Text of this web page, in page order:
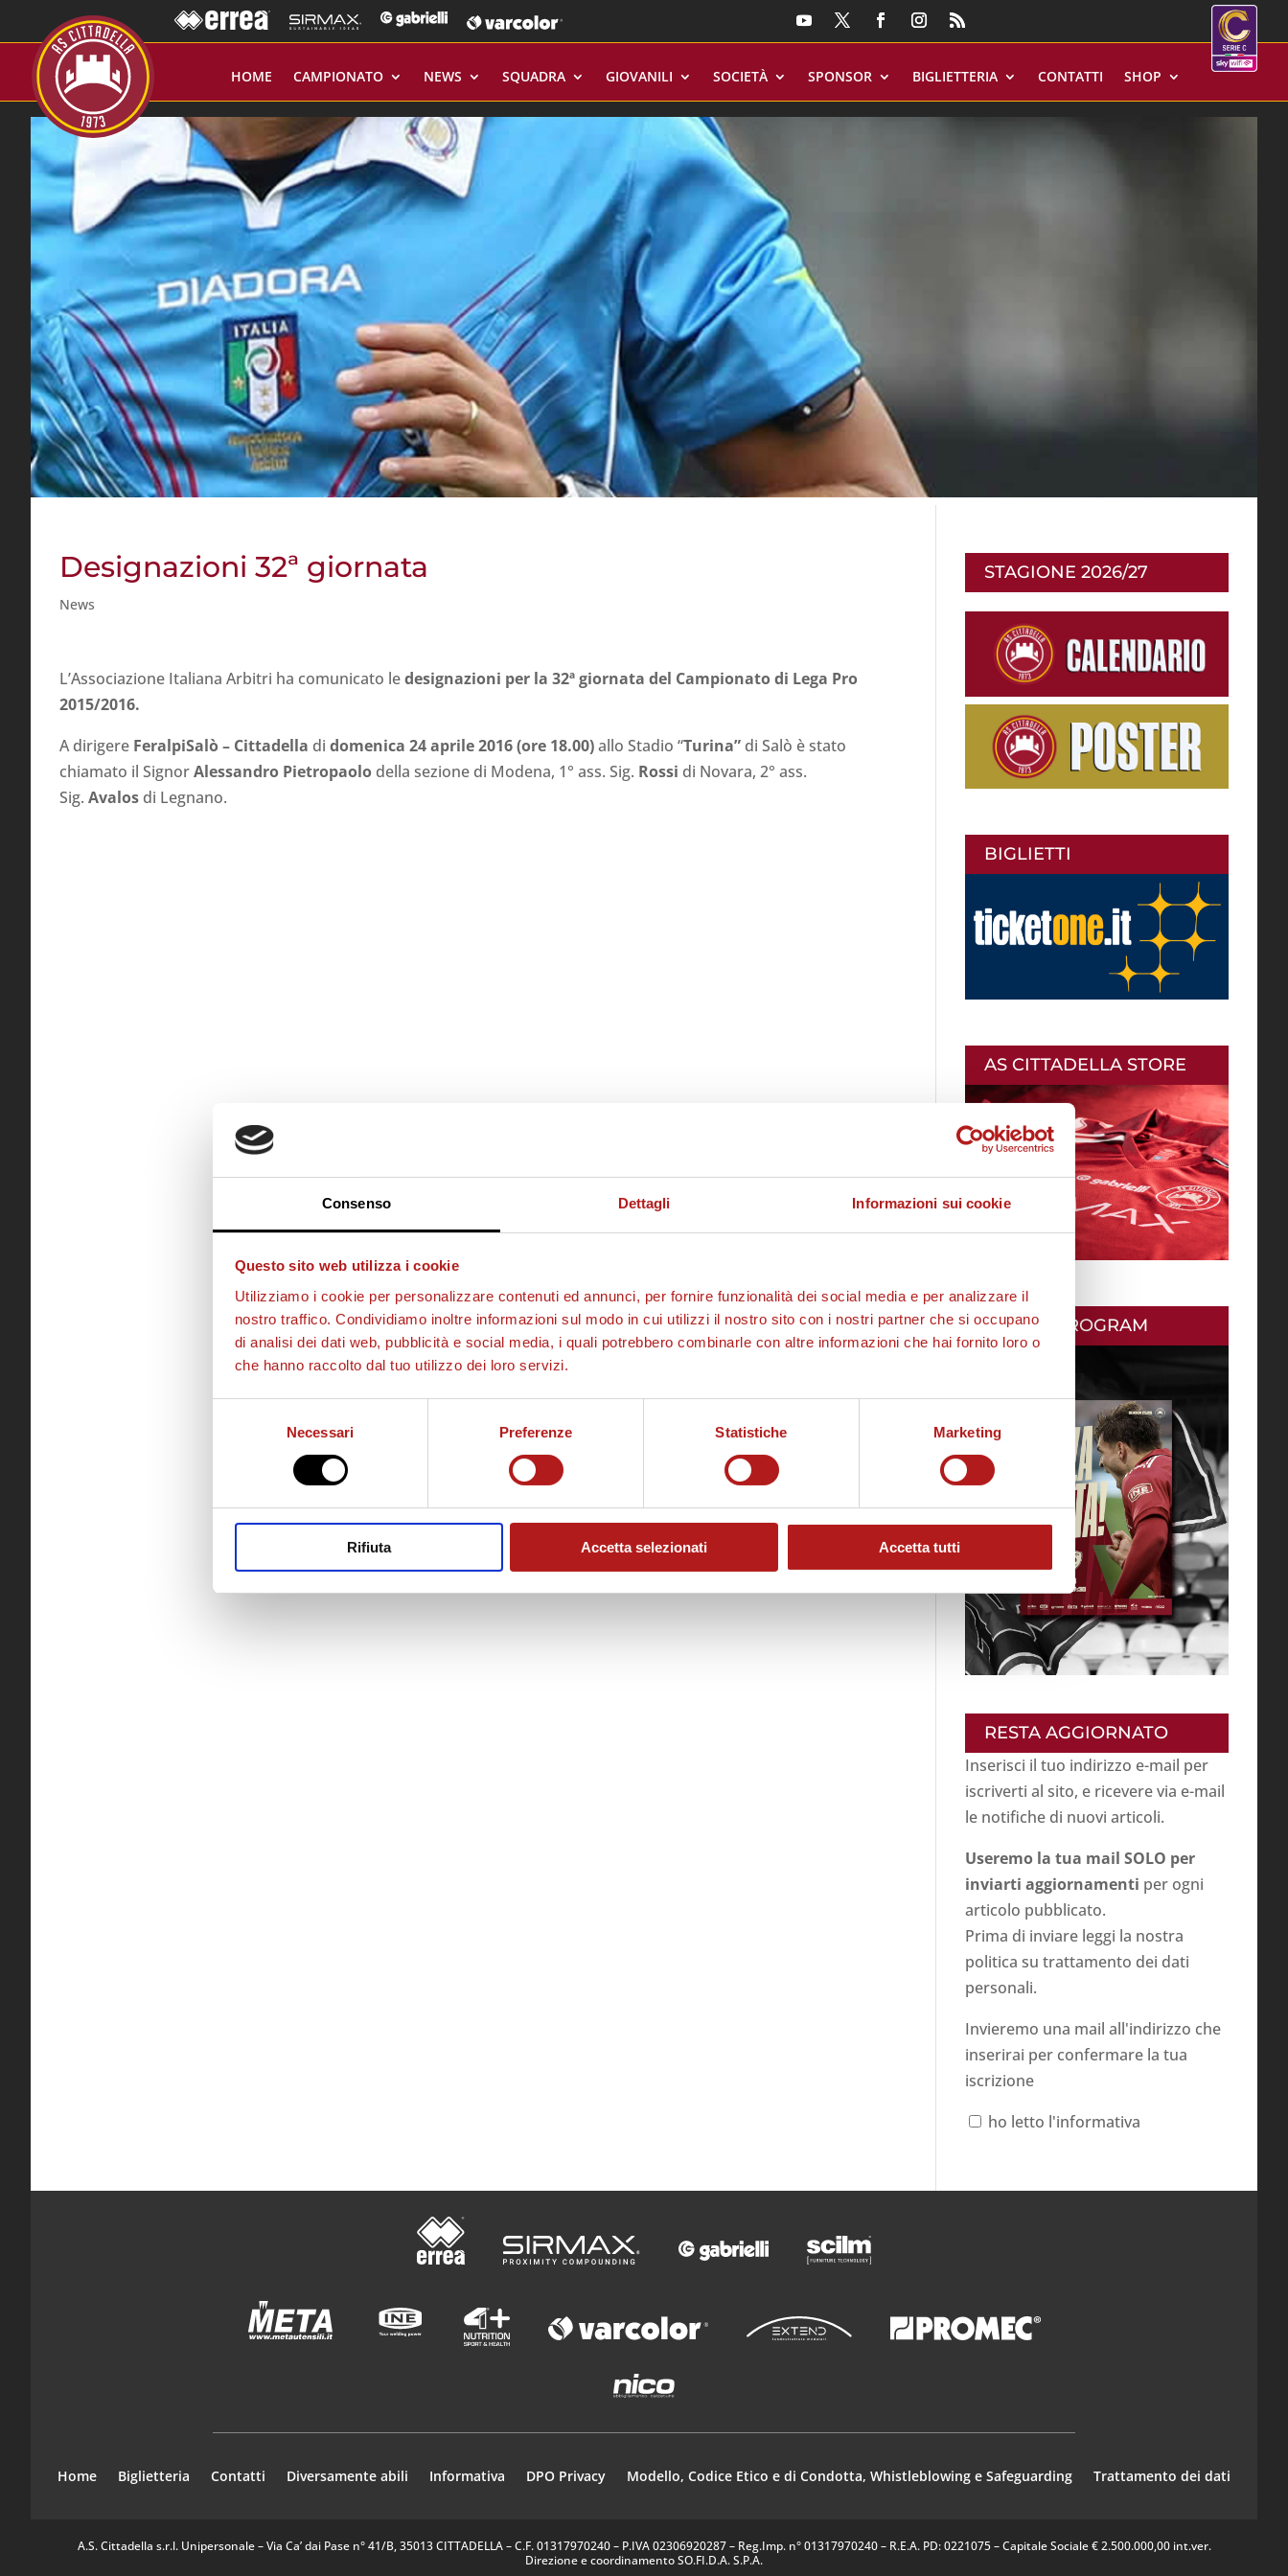
Consenso Dettagli Informazioni sui cookie
Questo sito web utilizza i cookie
Utilizziamo i cookie per personalizzare contenuti ed annunci, per fornire funzionalità dei social media e per analizzare il
nostro traffico. Condividiamo inoltre informazioni sul modo in cui utilizzi il nostro sito con i nostri partner che si occupano
di analisi dei dati web, pubblicità e social media, i quali potrebbero combinarle con altre informazioni che hai fornito loro o
che hanno raccolto dal tuo utilizzo dei loro servizi.
Necessari Preferenze Statistiche Marketing
Rifiuta Accetta selezionati Accetta tutti
HOME CAMPIONATO NEWS SQUADRA GIOVANILI SOCIETÀ SPONSOR BIGLIETTERIA CONTATTI SHOP
Designazioni 32ª giornata
News
L’Associazione Italiana Arbitri ha comunicato ledesignazioni per la 32ª giornata del Campionato di Lega Pro
2015/2016.
A dirigere FeralpiSalò – Cittadella di domenica 24 aprile 2016 (ore 18.00)allo Stadio “Turina” di Salò è stato
chiamato il SignorAlessandro Pietropaolo della sezione di Modena, 1° ass. Sig. Rossi di Novara, 2° ass.
Sig. Avalos di Legnano.
STAGIONE 2026/27
BIGLIETTI
AS CITTADELLA STORE
MATCH PROGRAM
RESTA AGGIORNATO
Inserisci il tuo indirizzo e-mail per
iscriverti al sito, e ricevere via e-mail
le notifiche di nuovi articoli.
Useremo la tua mail SOLO per
inviarti aggiornamenti per ogni
articolo pubblicato.
Prima di inviare leggi la nostra
politica su trattamento dei dati
personali.
Invieremo una mail all'indirizzo che
inserirai per confermare la tua
iscrizione
ho letto l'informativa
Home Biglietteria Contatti Diversamente abili Informativa DPO Privacy Modello, Codice Etico e di Condotta, Whistleblowing e Safeguarding Trattamento dei dati
A.S. Cittadella s.r.l. Unipersonale – Via Ca’ dai Pase n° 41/B, 35013 CITTADELLA – C.F. 01317970240 – P.IVA 02306920287 – Reg.Imp. n° 01317970240 – R.E.A. PD: 0221075 – Capitale Sociale € 2.500.000,00 int.ver.
Direzione e coordinamento SO.FI.D.A. S.P.A.